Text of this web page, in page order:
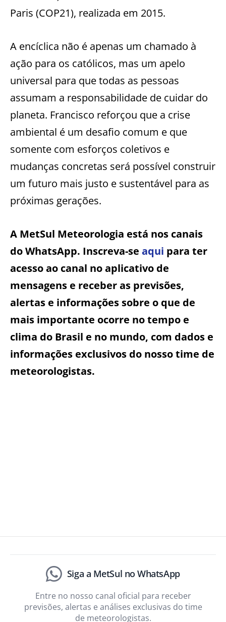
Paris (COP21), realizada em 2015.
A encíclica não é apenas um chamado à
ação para os católicos, mas um apelo
universal para que todas as pessoas
assumam a responsabilidade de cuidar do
planeta. Francisco reforçou que a crise
ambiental é um desafio comum e que
somente com esforços coletivos e
mudanças concretas será possível construir
um futuro mais justo e sustentável para as
próximas gerações.
A MetSul Meteorologia está nos canais
do WhatsApp. Inscreva-se aqui para ter
acesso ao canal no aplicativo de
mensagens e receber as previsões,
alertas e informações sobre o que de
mais importante ocorre no tempo e
clima do Brasil e no mundo, com dados e
informações exclusivos do nosso time de
meteorologistas.
Siga a MetSul no WhatsApp
Entre no nosso canal oficial para receber
previsões, alertas e análises exclusivas do time
de meteorologistas.